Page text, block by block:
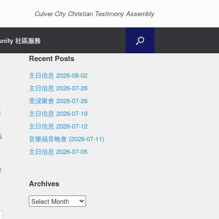
Culver City Christian Testimony Assembly
社區服務
Recent Posts
主日信息 2026-08-02
主日信息 2026-07-26
受浸聚會 2026-07-26
主日信息 2026-07-19
主日信息 2026-07-12
音樂福音晚會 (2026-07-11)
主日信息 2026-07-05
Archives
Archives